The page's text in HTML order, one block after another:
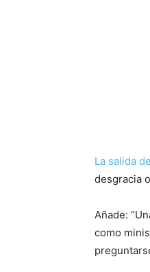
La salida
desgracia
Añade:
como